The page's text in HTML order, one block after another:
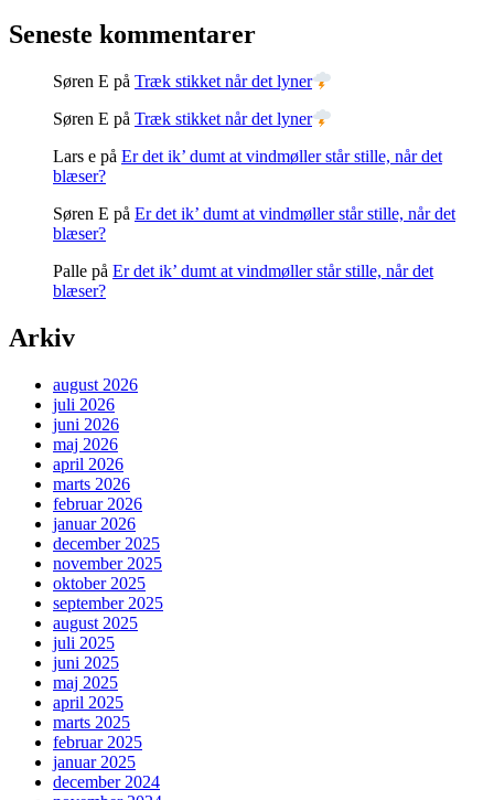
Seneste kommentarer
Søren E på Træk stikket når det lyner
Søren E på Træk stikket når det lyner
Lars e på Er det ik’ dumt at vindmøller står stille, når det
blæser?
Søren E på Er det ik’ dumt at vindmøller står stille, når det
blæser?
Palle på Er det ik’ dumt at vindmøller står stille, når det
blæser?
Arkiv
august 2026
juli 2026
juni 2026
maj 2026
april 2026
marts 2026
februar 2026
januar 2026
december 2025
november 2025
oktober 2025
september 2025
august 2025
juli 2025
juni 2025
maj 2025
april 2025
marts 2025
februar 2025
januar 2025
december 2024